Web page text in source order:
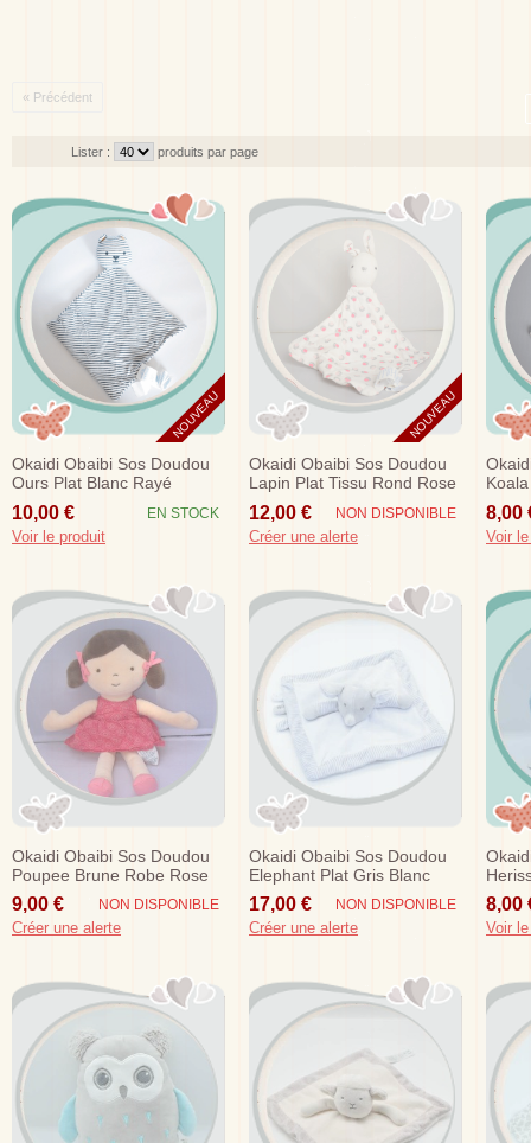
« Précédent
Lister : produits par page
NOUVEAU
Okaidi Obaibi Sos Doudou
Ours Plat Blanc Rayé
Marine
10,00 € EN STOCK
Voir le produit
NOUVEAU
Okaidi Obaibi Sos Doudou
Lapin Plat Tissu Rond Rose
12,00 € NON DISPONIBLE
Créer une alerte
8,00
Voir
Okaidi Obaibi Sos Doudou
Poupee Brune Robe Rose
9,00 € NON DISPONIBLE
Créer une alerte
Okaidi Obaibi Sos Doudou
Elephant Plat Gris Blanc
17,00 € NON DISPONIBLE
Créer une alerte
8,00
Voir